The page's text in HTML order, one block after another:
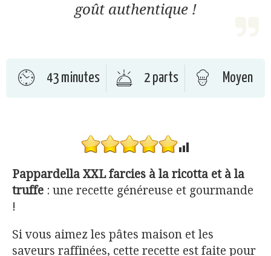
goût authentique !
43 minutes 2 parts Moyen
Pappardella XXL farcies à la ricotta et à la
truffe : une recette généreuse et gourmande
!
Si vous aimez les pâtes maison et les
saveurs raffinées, cette recette est faite pour